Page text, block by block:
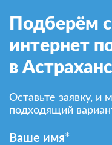
Подберём
интернет
в
Оставьте заявку,
подходящий
Ваше имя*